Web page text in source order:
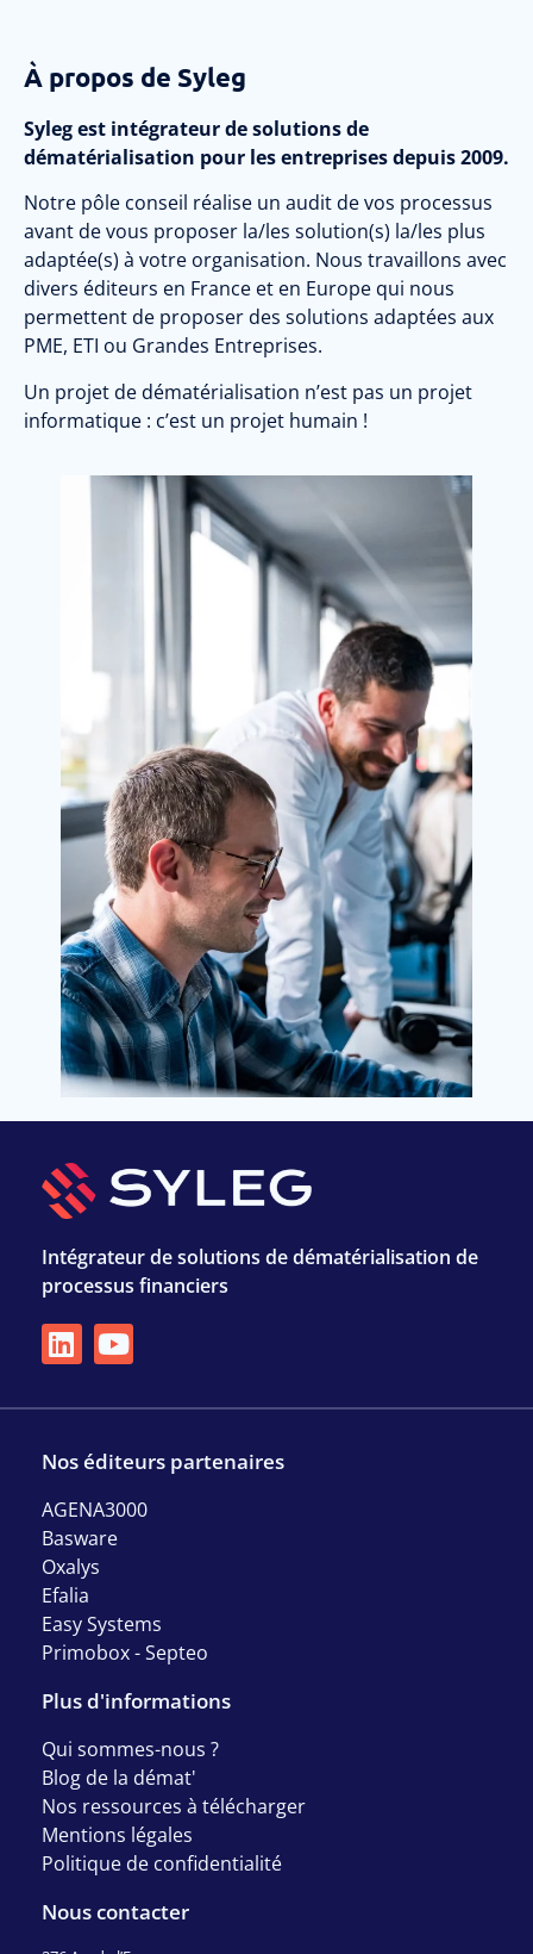
À propos de Syleg
Syleg est intégrateur de solutions de
dématérialisation pour les entreprises depuis 2009.
Notre pôle conseil réalise un audit de vos processus
avant de vous proposer la/les solution(s) la/les plus
adaptée(s) à votre organisation. Nous travaillons avec
divers éditeurs en France et en Europe qui nous
permettent de proposer des solutions adaptées aux
PME, ETI ou Grandes Entreprises.
Un projet de dématérialisation n’est pas un projet
informatique : c’est un projet humain !
Intégrateur de solutions de dématérialisation de
processus financiers
Nos éditeurs partenaires
AGENA3000
Basware
Oxalys
Efalia
Easy Systems
Primobox - Septeo
Plus d'informations
Qui sommes-nous ?
Blog de la démat'
Nos ressources à télécharger
Mentions légales
Politique de confidentialité
Nous contacter